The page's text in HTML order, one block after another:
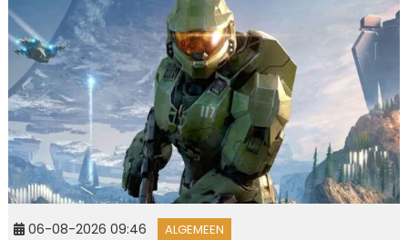
06-08-2026 09:46 ALGEMEEN